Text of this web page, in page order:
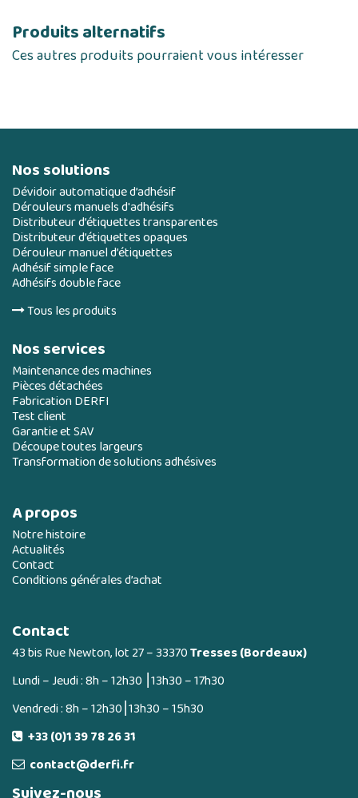
Produits alternatifs
Ces autres produits pourraient vous intéresser
Nos solutions
Dévidoir automatique d’adhésif
Dérouleurs manuels d'adhésifs
Distributeur d’étiquettes transparentes
Distributeur d’étiquettes opaques
Dérouleur manuel d’étiquettes
Adhésif simple face
Adhésifs double face
Tous les produits
Nos services
Maintenance des machines
Pièces détachées
Fabrication DERFI
Test client
Garantie et SAV
Découpe toutes largeurs
Transformation de solutions adhésives
A propos
Notre histoire
Actualités
Contact
Conditions générales d’achat
Contact
43 bis Rue Newton, lot 27 – 33370Tresses (Bordeaux)
Lundi – Jeudi : 8h – 12h30 ⎮13h30 – 17h30
Vendredi : 8h – 12h30⎮13h30 – 15h30
+33 (0)1 39 78 26 31
contact@derfi.fr